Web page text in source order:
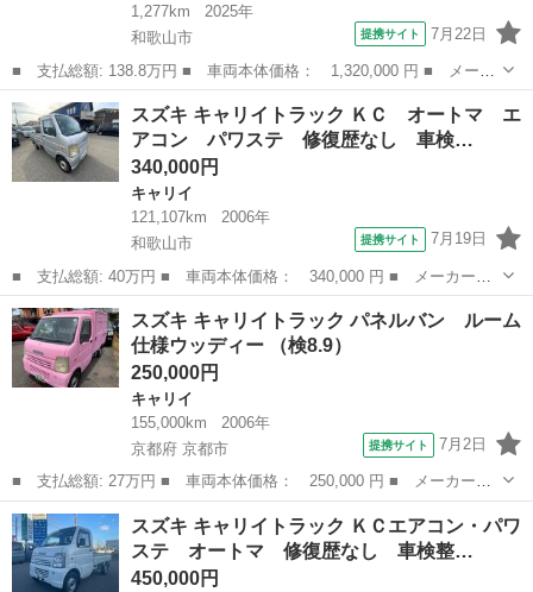
1,277km
2025年
和歌山市
提携サイト 7月22日
■ 支払総額: 138.8万円 ■ 車両本体価格： 1,320,000 円 ■ メーカ
ー名： スズキ ■ 車種名： キャリイトラック ■ グレード名：
ＫＸ ７型 デモカー使用車 ４ＷＤ ４ＡＴ ＣＤラジオ デ
ュアルカ...
和歌山 和歌山市 キャリイ
スズキ キャリイトラック ＫＣ オートマ エ
アコン パワステ 修復歴なし 車検…
340,000円
キャリイ
121,107km
2006年
和歌山市
提携サイト 7月19日
■ 支払総額: 40万円 ■ 車両本体価格： 340,000 円 ■ メーカー
名： スズキ ■ 車種名： キャリイトラック ■ グレード名： Ｋ
Ｃ オートマ エアコン パワステ 修復歴なし 車検Ｒ８年 走行
距離１２１１０７...
和歌山 和歌山市 キャリイ
スズキ キャリイトラック パネルバン ルーム
仕様ウッディー （検8.9）
250,000円
キャリイ
155,000km
2006年
京都府 京都市
提携サイト 7月2日
■ 支払総額: 27万円 ■ 車両本体価格： 250,000 円 ■ メーカー
名： スズキ ■ 車種名： キャリイトラック ■ グレード名： パ
ネルバン ルーム仕様ウッディー ■ 排気量： 660cc ■ ドア枚
数： 2D...
京都 京都市 キャリイ
スズキ キャリイトラック ＫＣエアコン・パワ
ステ オートマ 修復歴なし 車検整…
450,000円